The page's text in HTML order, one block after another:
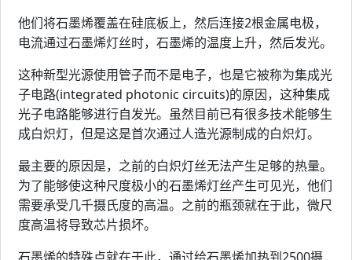
他们将石墨烯覆盖在硅底板上，然后连接2根金属电极，
电流通过石墨烯灯丝时，石墨烯的温度上升，然后发光。
这种新型光源使用管子而不是电子，也是它被称为集成光
子电路(integrated photonic circuits)的原因，这种集成
光子电路能够进行自发光。虽然目前已有很多技术能够生
成白炽灯，但是这是首次通过人造光源制成的白炽灯。
最主要的原因是，之前的白炽灯丝无法产生足够的热量。
为了能够使这种尺度极小的石墨烯灯丝产生可见光，他们
需要承受几千摄氏度的高温。之前的瓶颈就在于此，微尺
度高温将导致芯片损坏。